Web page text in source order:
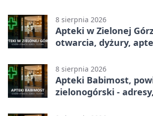
urządzili sobie
8 sierpnia 2026
Apteki w Zielonej
otwarcia, dyżury,
8 sierpnia 2026
Apteki Babimost,
zielonogórski -